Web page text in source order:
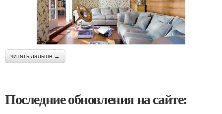
читать дальше →
Последние обновления на сайте: